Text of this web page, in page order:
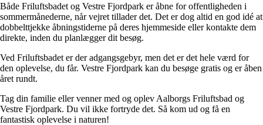
Både Friluftsbadet og Vestre Fjordpark er åbne for offentligheden i
sommermånederne, når vejret tillader det. Det er dog altid en god idé at
dobbelttjekke åbningstiderne på deres hjemmeside eller kontakte dem
direkte, inden du planlægger dit besøg.
Ved Friluftsbadet er der adgangsgebyr, men det er det hele værd for
den oplevelse, du får. Vestre Fjordpark kan du besøge gratis og er åben
året rundt.
Tag din familie eller venner med og oplev Aalborgs Friluftsbad og
Vestre Fjordpark. Du vil ikke fortryde det. Så kom ud og få en
fantastisk oplevelse i naturen!